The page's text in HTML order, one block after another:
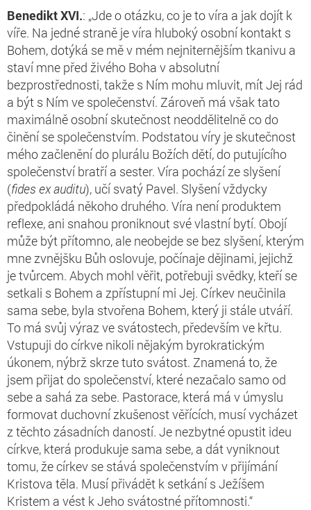
Benedikt XVI.: „Jde o otázku, co je to víra a jak dojít k
víře. Na jedné straně je víra hluboký osobní kontakt s
Bohem, dotýká se mě v mém nejniternějším tkanivu a
staví mne před živého Boha v absolutní
bezprostřednosti, takže s Ním mohu mluvit, mít Jej rád
a být s Ním ve společenství. Zároveň má však tato
maximálně osobní skutečnost neoddělitelně co do
činění se společenstvím. Podstatou víry je skutečnost
mého začlenění do plurálu Božích dětí, do putujícího
společenství bratří a sester. Víra pochází ze slyšení
(fides ex auditu), učí svatý Pavel. Slyšení vždycky
předpokládá někoho druhého. Víra není produktem
reflexe, ani snahou proniknout své vlastní bytí. Obojí
může být přítomno, ale neobejde se bez slyšení, kterým
mne zvnějšku Bůh oslovuje, počínaje dějinami, jejichž
je tvůrcem. Abych mohl věřit, potřebuji svědky, kteří se
setkali s Bohem a zpřístupní mi Jej. Církev neučinila
sama sebe, byla stvořena Bohem, který ji stále utváří.
To má svůj výraz ve svátostech, především ve křtu.
Vstupuji do církve nikoli nějakým byrokratickým
úkonem, nýbrž skrze tuto svátost. Znamená to, že
jsem přijat do společenství, které nezačalo samo od
sebe a sahá za sebe. Pastorace, která má v úmyslu
formovat duchovní zkušenost věřících, musí vycházet
z těchto zásadních daností. Je nezbytné opustit ideu
církve, která produkuje sama sebe, a dát vyniknout
tomu, že církev se stává společenstvím v přijímání
Kristova těla. Musí přivádět k setkání s Ježíšem
Kristem a vést k Jeho svátostné přítomnosti.“